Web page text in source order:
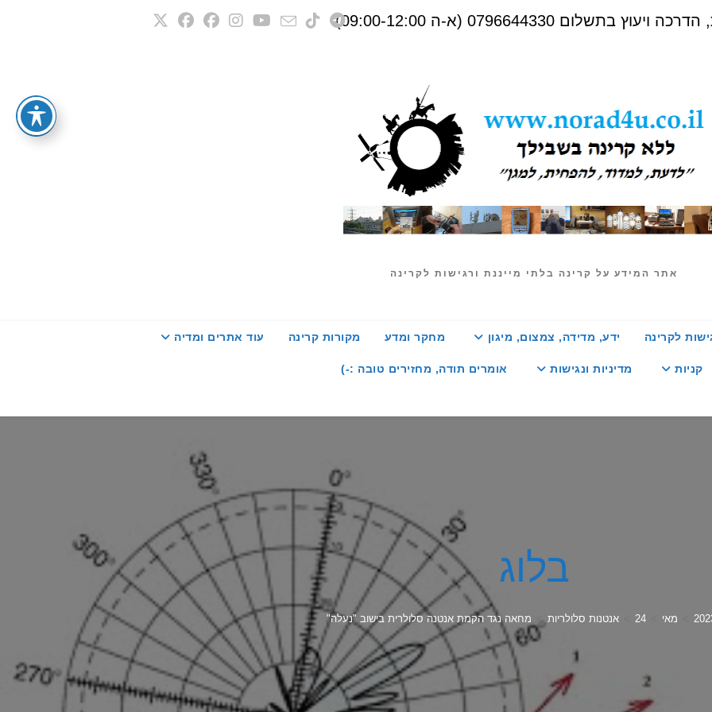
0796644330 (א-ה 09:00-12:00)
אתר המידע על קרינה בלתי מייננת ורגישות לקרינה
לקרינה ידע, מדידה, צמצום, מיגון מחקר ומדע מקורות קרינה עוד אתרים ומדיה
קניות מדיניות ונגישות אומרים תודה, מחזירים טובה :-)
בלוג
מאי 24 אנטנות סלולריות > מחאה נגד הקמת אנטנה סלולרית בישוב "נעלה"